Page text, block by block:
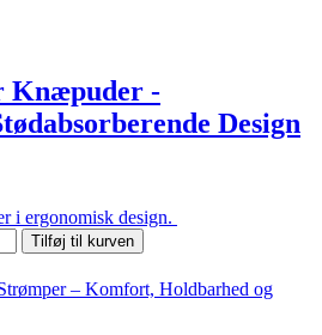
Knæpuder -
Design
i ergonomisk design.
Tilføj til kurven